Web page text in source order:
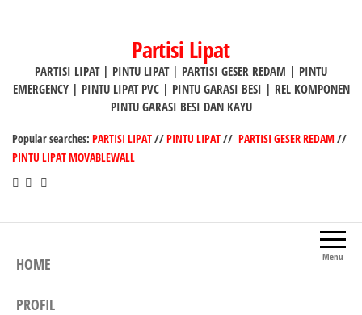
Partisi Lipat
PARTISI LIPAT | PINTU LIPAT | PARTISI GESER REDAM | PINTU
EMERGENCY | PINTU LIPAT PVC | PINTU GARASI BESI | REL KOMPONEN
PINTU GARASI BESI DAN KAYU
Popular searches: PARTISI LIPAT//PINTU LIPAT// PARTISI GESER REDAM//
PINTU LIPAT MOVABLEWALL
Menu
HOME
PROFIL